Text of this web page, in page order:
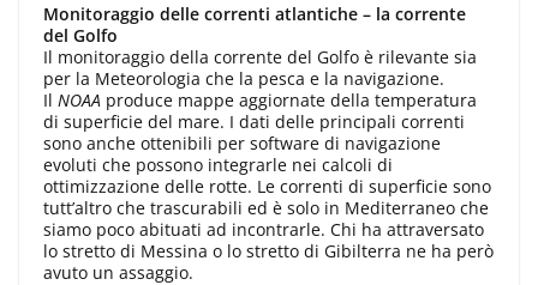
Monitoraggio delle correnti atlantiche – la corrente
del Golfo
Il monitoraggio della corrente del Golfo è rilevante sia
per la Meteorologia che la pesca e la navigazione.
Il NOAA produce mappe aggiornate della temperatura
di superficie del mare. I dati delle principali correnti
sono anche ottenibili per software di navigazione
evoluti che possono integrarle nei calcoli di
ottimizzazione delle rotte. Le correnti di superficie sono
tutt’altro che trascurabili ed è solo in Mediterraneo che
siamo poco abituati ad incontrarle. Chi ha attraversato
lo stretto di Messina o lo stretto di Gibilterra ne ha però
avuto un assaggio.